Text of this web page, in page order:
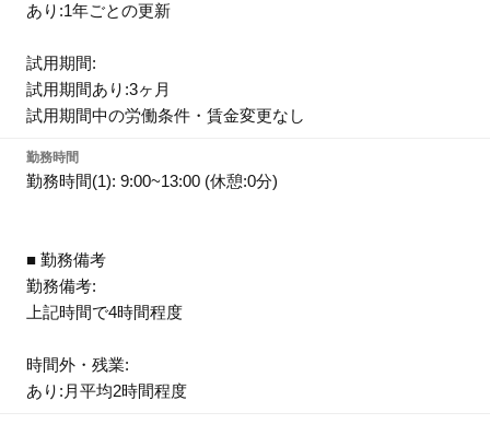
あり:1年ごとの更新
試用期間:
試用期間あり:3ヶ月
試用期間中の労働条件・賃金変更なし
勤務時間
勤務時間(1): 9:00~13:00 (休憩:0分)
■ 勤務備考
勤務備考:
上記時間で4時間程度
時間外・残業:
あり:月平均2時間程度